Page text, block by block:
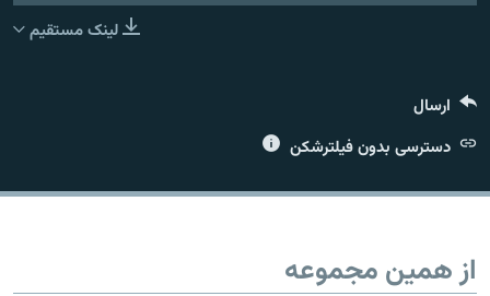
لینک مستقیم
ارسال
دسترسی بدون فیلترشکن
از همین مجموعه